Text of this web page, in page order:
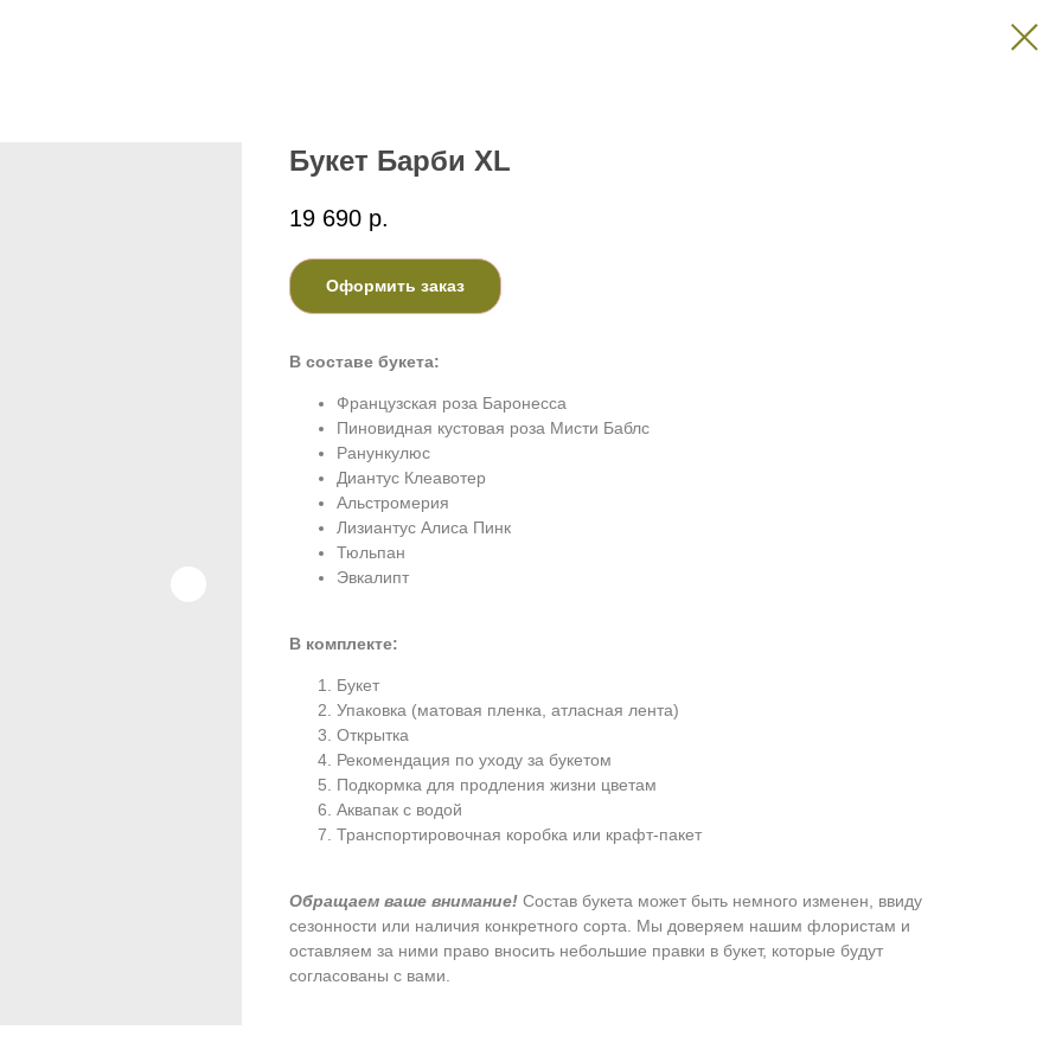
Букет Барби XL
19 690 р.
Оформить заказ
В составе букета:
Французская роза Баронесса
Пиновидная кустовая роза Мисти Баблс
Ранункулюс
Диантус Клеавотер
Альстромерия
Лизиантус Алиса Пинк
Тюльпан
Эвкалипт
В комплекте:
Букет
Упаковка (матовая пленка, атласная лента)
Открытка
Рекомендация по уходу за букетом
Подкормка для продления жизни цветам
Аквапак с водой
Транспортировочная коробка или крафт-пакет
Обращаем ваше внимание! Состав букета может быть немного изменен, ввиду
сезонности или наличия конкретного сорта. Мы доверяем нашим флористам и
оставляем за ними право вносить небольшие правки в букет, которые будут
согласованы с вами.